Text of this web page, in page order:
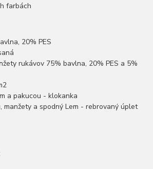
farbách
20% PES
rukávov 75% bavlna, 20% PES a 5%
a pakucou - klokanka
manžety a spodný Lem - rebrovaný úplet